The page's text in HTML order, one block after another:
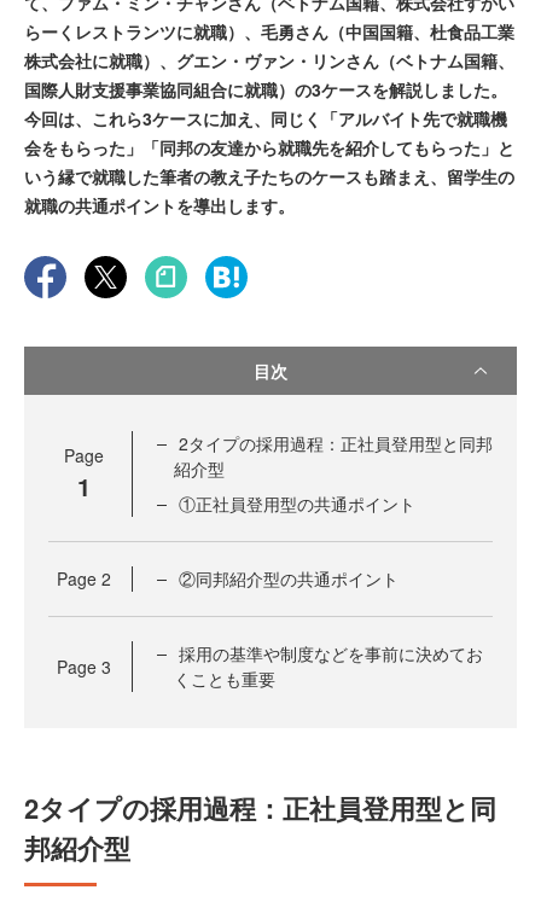
らーくレストランツに就職）、毛勇さん（中国国籍、杜食品工業
株式会社に就職）、グエン・ヴァン・リンさん（ベトナム国籍、
国際人財支援事業協同組合に就職）の3ケースを解説しました。
今回は、これら3ケースに加え、同じく「アルバイト先で就職機
会をもらった」「同邦の友達から就職先を紹介してもらった」と
いう縁で就職した筆者の教え子たちのケースも踏まえ、留学生の
就職の共通ポイントを導出します。
目次
Page
1
2タイプの採用過程：正社員登用型と同邦
紹介型
①正社員登用型の共通ポイント
Page 2 ②同邦紹介型の共通ポイント
Page 3
採用の基準や制度などを事前に決めてお
くことも重要
2タイプの採用過程：正社員登用型と同
邦紹介型